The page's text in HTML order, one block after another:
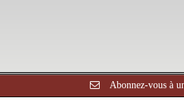
Abonnez-vous à